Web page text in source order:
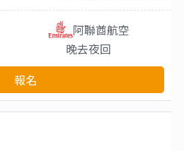
阿聯酋航空
晚去夜回
報名